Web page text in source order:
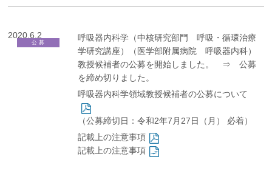
2020.6.2
公 募
呼吸器内科学（中核研究部門 呼吸・循環治療
学研究講座）（医学部附属病院 呼吸器内科）
教授候補者の公募を開始しました。
⇒ 公募
を締め切りました。
呼吸器内科学領域教授候補者の公募について
（公募締切日：令和2年7月27日（月） 必着）
記載上の注意事項
記載上の注意事項